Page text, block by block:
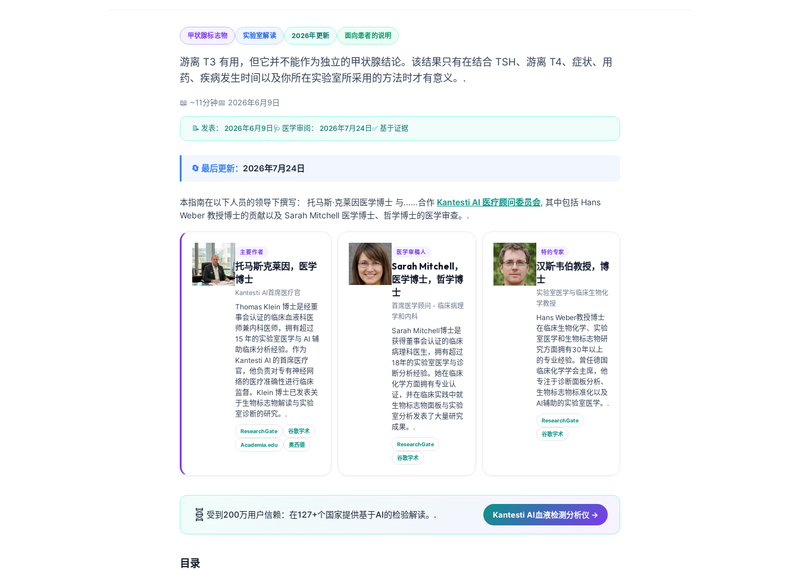
甲状腺标志物 实验室解读 2026年更新 面向患者的说明
游离 T3 有用，但它并不能作为独立的甲状腺结论。该结果只有在结合 TSH、游离 T4、症状、用
药、疾病发生时间以及你所在实验室所采用的方法时才有意义。.
📖 ~11分钟📅 2026年6月9日
📝 发表： 2026年6月9日 🩺 医学审阅： 2026年7月24日 ✅ 基于证据
🔄 最后更新： 2026年7月24日
本指南在以下人员的领导下撰写： 托马斯·克莱因医学博士 与……合作 Kantesti AI 医疗顾问委员会, 其中包括 Hans
Weber 教授博士的贡献以及 Sarah Mitchell 医学博士、哲学博士的医学审查。.
主要作者
托马斯·克莱因，医学
博士
Kantesti AI首席医疗官
Thomas Klein 博士是经董
事会认证的临床血液科医
师兼内科医师，拥有超过
15 年的实验室医学与 AI 辅
助临床分析经验。作为
Kantesti AI 的首席医疗
官，他负责对专有神经网
络的医疗准确性进行临床
监督。Klein 博士已发表关
于生物标志物解读与实验
室诊断的研究。.
ResearchGate 谷歌学术
Academia.edu 奥西德
医学审稿人
Sarah Mitchell，
医学博士，哲学博
士
首席医学顾问 - 临床病理
学和内科
Sarah Mitchell博士是
获得董事会认证的临床
病理科医生，拥有超过
18年的实验室医学与诊
断分析经验。她在临床
化学方面拥有专业认
证，并在临床实践中就
生物标志物面板与实验
室分析发表了大量研究
成果。.
ResearchGate
谷歌学术
特约专家
汉斯·韦伯教授，博
士
实验室医学与临床生物化
学教授
Hans Weber教授博士
在临床生物化学、实验
室医学和生物标志物研
究方面拥有30年以上
的专业经验。曾任德国
临床化学学会主席，他
专注于诊断面板分析、
生物标志物标准化以及
AI辅助的实验室医学。.
ResearchGate
谷歌学术
🧬 受到200万用户信赖：在127+个国家提供基于AI的检验解读。. Kantesti AI血液检测分析仪 →
目录